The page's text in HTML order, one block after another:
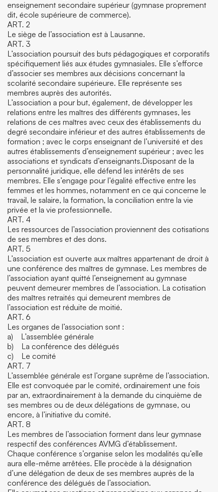
enseignement secondaire supérieur (gymnase proprement
dit, école supérieure de commerce).
ART. 2
Le siège de l’association est à Lausanne.
ART. 3
L’association poursuit des buts pédagogiques et corporatifs
spécifiquement liés aux études gymnasiales. Elle s’efforce
d’associer ses membres aux décisions concernant la
scolarité secondaire supérieure. Elle représente ses
membres auprès des autorités.
L’association a pour but, également, de développer les
relations entre les maîtres des différents gymnases, les
relations de ces maîtres avec ceux des établissements du
degré secondaire inférieur et des autres établissements de
formation ; avec le corps enseignant de l’université et des
autres établissements d’enseignement supérieur ; avec les
associations et syndicats d’enseignants.Disposant de la
personnalité juridique, elle défend les intérêts de ses
membres. Elle s’engage pour l’égalité effective entre les
femmes et les hommes, notamment en ce qui concerne le
travail, le salaire, la formation, la conciliation entre la vie
privée et la vie professionnelle.
ART. 4
Les ressources de l’association proviennent des cotisations
de ses membres et des dons.
ART. 5
L’association est ouverte aux maîtres appartenant de droit à
une conférence des maîtres de gymnase. Les membres de
l’association ayant quitté l’enseignement au gymnase
peuvent demeurer membres de l’association. La cotisation
des maîtres retraités qui demeurent membres de
l’association est réduite de moitié.
ART. 6
Les organes de l’association sont :
a) L’assemblée générale
b) La conférence des délégués
c) Le comité
ART. 7
L’assemblée générale est l’organe suprême de l’association.
Elle est convoquée par le comité, ordinairement une fois
par an, extraordinairement à la demande du cinquième de
ses membres ou de deux délégations de gymnase, ou
encore, à l’initiative du comité.
ART. 8
Les membres de l’association forment dans leur gymnase
respectif des conférences AVMG d’établissement.
Chaque conférence s’organise selon les modalités qu’elle
aura elle-même arrêtées. Elle procède à la désignation
d’une délégation de deux de ses membres auprès de la
conférence des délégués de l’association.